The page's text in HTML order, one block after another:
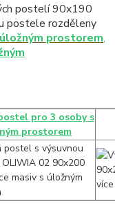
postelí 90x190
postele rozděleny
prostorem,
pro 3 osoby s
prostorem